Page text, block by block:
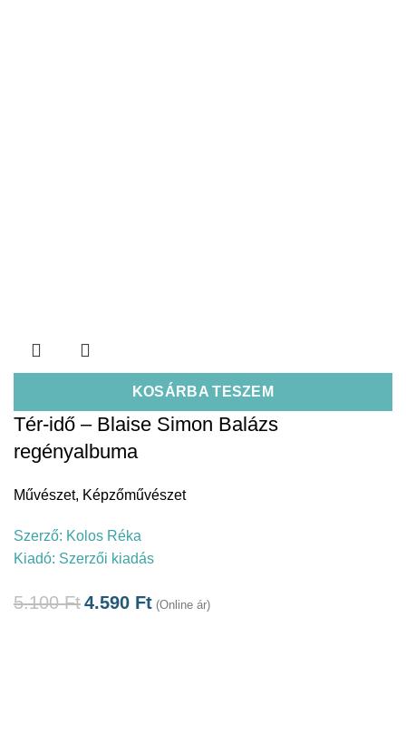
KOSÁRBA TESZEM
Tér-idő – Blaise Simon Balázs
regényalbuma
Művészet, Képzőművészet
Szerző: Kolos Réka
Kiadó: Szerzői kiadás
5.100Ft4.590 Ft (Online ár)